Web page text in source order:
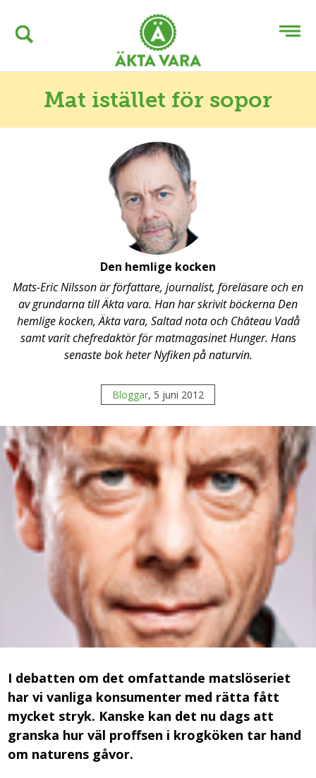
Mat istället för sopor
Den hemlige kocken
Mats-Eric Nilsson är författare, journalist, föreläsare och en
av grundarna till Äkta vara. Han har skrivit böckerna Den
hemlige kocken, Äkta vara, Saltad nota och Château Vadå
samt varit chefredaktör för matmagasinet Hunger. Hans
senaste bok heter Nyfiken på naturvin.
Bloggar, 5 juni 2012
I debatten om det omfattande matslöseriet
har vi vanliga konsumenter med rätta fått
mycket stryk. Kanske kan det nu dags att
granska hur väl proffsen i krogköken tar hand
om naturens gåvor.